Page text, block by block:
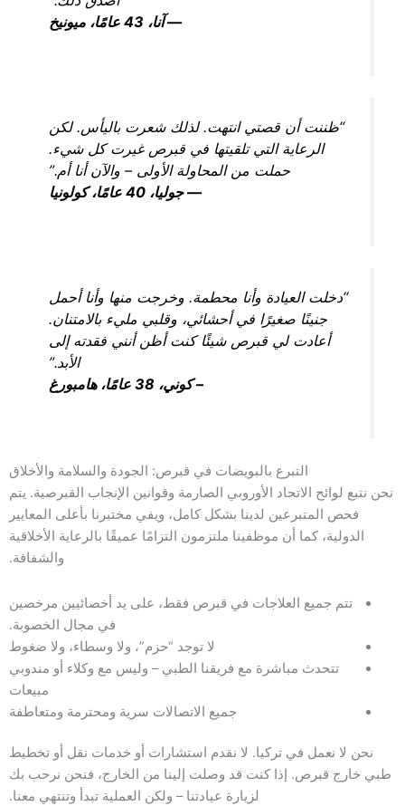
— آنا، 43 عامًا، ميونيخ
“ظننت أن قصتي انتهت. لذلك شعرت باليأس. لكن
الرعاية التي تلقيتها في قبرص غيرت كل شيء.
حملت من المحاولة الأولى – والآن أنا أم.”
— جوليا، 40 عامًا، كولونيا
“دخلت العيادة وأنا محطمة. وخرجت منها وأنا أحمل
جنينًا صغيرًا في أحشائي، وقلبي مليء بالامتنان.
أعادت لي قبرص شيئًا كنت أظن أنني فقدته إلى
الأبد.”
– كوني، 38 عامًا، هامبورغ
التبرع بالبويضات في قبرص: الجودة والسلامة والأخلاق
نحن نتبع لوائح الاتحاد الأوروبي الصارمة وقوانين الإنجاب القبرصية. يتم
فحص المتبرعين لدينا بشكل كامل، ويفي مختبرنا بأعلى المعايير
الدولية، كما أن موظفينا ملتزمون التزامًا عميقًا بالرعاية الأخلاقية
والشفافة.
تتم جميع العلاجات في قبرص فقط، على يد أخصائيين مرخصين
في مجال الخصوبة.
لا توجد “حزم”، ولا وسطاء، ولا ضغوط
تتحدث مباشرة مع فريقنا الطبي – وليس مع وكلاء أو مندوبي
مبيعات
جميع الاتصالات سرية ومحترمة ومتعاطفة
نحن لا نعمل في تركيا. لا نقدم استشارات أو خدمات نقل أو تخطيط
طبي خارج قبرص. إذا كنت قد وصلت إلينا من الخارج، فنحن نرحب بك
لزيارة عيادتنا – ولكن العملية تبدأ وتنتهي معنا.